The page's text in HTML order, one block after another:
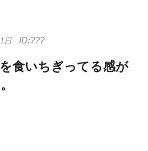
日
食いちぎってる感が